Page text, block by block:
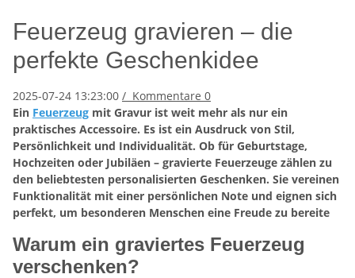
Feuerzeug gravieren – die
perfekte Geschenkidee
2025-07-24 13:23:00 / Kommentare 0
Ein Feuerzeug mit Gravur ist weit mehr als nur ein
praktisches Accessoire. Es ist ein Ausdruck von Stil,
Persönlichkeit und Individualität. Ob für Geburtstage,
Hochzeiten oder Jubiläen – gravierte Feuerzeuge zählen zu
den beliebtesten personalisierten Geschenken. Sie vereinen
Funktionalität mit einer persönlichen Note und eignen sich
perfekt, um besonderen Menschen eine Freude zu bereite
Warum ein graviertes Feuerzeug
verschenken?